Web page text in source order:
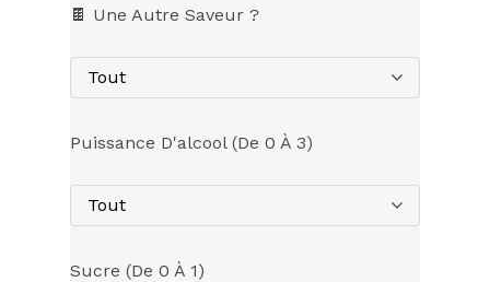
🍫 Une Autre Saveur ?
Tout
Puissance D'alcool (de 0 À 3)
Tout
Sucre (de 0 À 1)